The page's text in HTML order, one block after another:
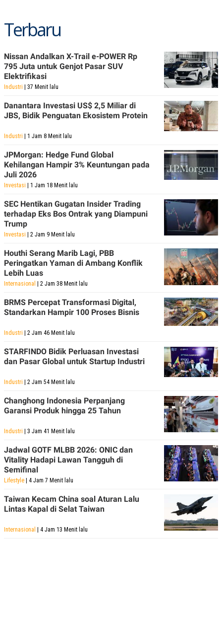
D
.
I
D
SITEMAPPROFILETERM
OF
USE
PEDOMAN
PEMBERITAAN
PRIVACY
POLICY
Terbaru
Nissan Andalkan X-Trail e-POWER Rp
795 Juta untuk Genjot Pasar SUV
Elektrifikasi
Industri | 37 Menit lalu
Danantara Investasi US$ 2,5 Miliar di
JBS, Bidik Penguatan Ekosistem Protein
Industri | 1 Jam 8 Menit lalu
JPMorgan: Hedge Fund Global
Kehilangan Hampir 3% Keuntungan pada
Juli 2026
Investasi | 1 Jam 18 Menit lalu
SEC Hentikan Gugatan Insider Trading
terhadap Eks Bos Ontrak yang Diampuni
Trump
Investasi | 2 Jam 9 Menit lalu
Houthi Serang Marib Lagi, PBB
Peringatkan Yaman di Ambang Konflik
Lebih Luas
Internasional | 2 Jam 38 Menit lalu
BRMS Percepat Transformasi Digital,
Standarkan Hampir 100 Proses Bisnis
Industri | 2 Jam 46 Menit lalu
STARFINDO Bidik Perluasan Investasi
dan Pasar Global untuk Startup Industri
Industri | 2 Jam 54 Menit lalu
Changhong Indonesia Perpanjang
Garansi Produk hingga 25 Tahun
Industri | 3 Jam 41 Menit lalu
Jadwal GOTF MLBB 2026: ONIC dan
Vitality Hadapi Lawan Tangguh di
Semifinal
Lifestyle | 4 Jam 7 Menit lalu
Taiwan Kecam China soal Aturan Lalu
Lintas Kapal di Selat Taiwan
Internasional | 4 Jam 13 Menit lalu